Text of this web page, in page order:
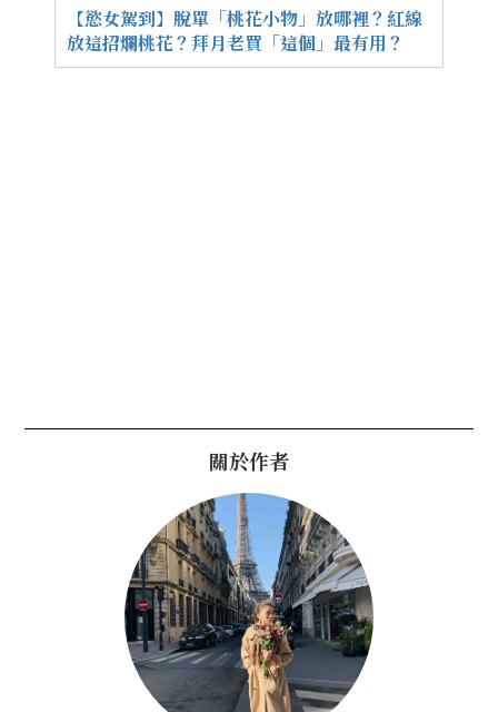
【慾女駕到】脫單「桃花小物」放哪裡？紅線
放這招爛桃花？拜月老買「這個」最有用？
關於作者